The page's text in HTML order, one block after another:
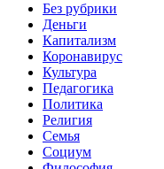
Без рубрики
Деньги
Капитализм
Коронавирус
Культура
Педагогика
Политика
Религия
Семья
Социум